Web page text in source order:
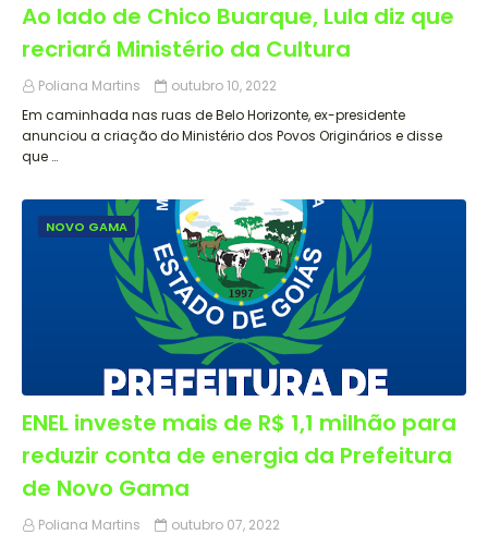
Ao lado de Chico Buarque, Lula diz que
recriará Ministério da Cultura
Poliana Martins
outubro 10, 2022
Em caminhada nas ruas de Belo Horizonte, ex-presidente
anunciou a criação do Ministério dos Povos Originários e disse
que …
NOVO GAMA
ENEL investe mais de R$ 1,1 milhão para
reduzir conta de energia da Prefeitura
de Novo Gama
Poliana Martins
outubro 07, 2022